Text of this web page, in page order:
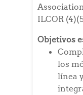
ILCOR
Objetivos
los
línea